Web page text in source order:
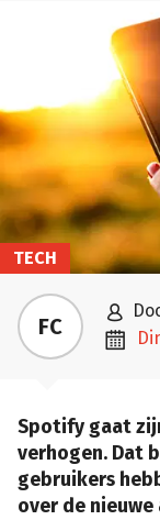
TECH
FC 

Spotify gaat
verhogen. Dat
gebruikers
over de